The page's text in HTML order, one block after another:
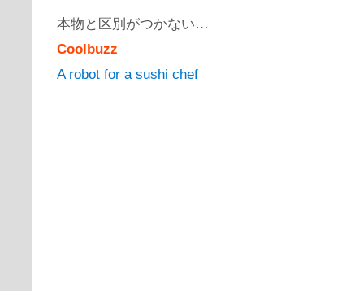
本物と区別がつかない…
Coolbuzz
A robot for a sushi chef